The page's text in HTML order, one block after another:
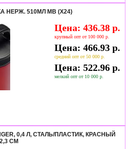
НЕРЖ. 510МЛ MB (Х24)
Цена: 436.38 р.
крупный опт от 100 000 р.
Цена: 466.93 р.
средний опт от 50 000 р.
Цена: 522.96 р.
мелкий опт от 10 000 р.
0,4 Л, СТАЛЬ/ПЛАСТИК, КРАСНЫЙ
СМ